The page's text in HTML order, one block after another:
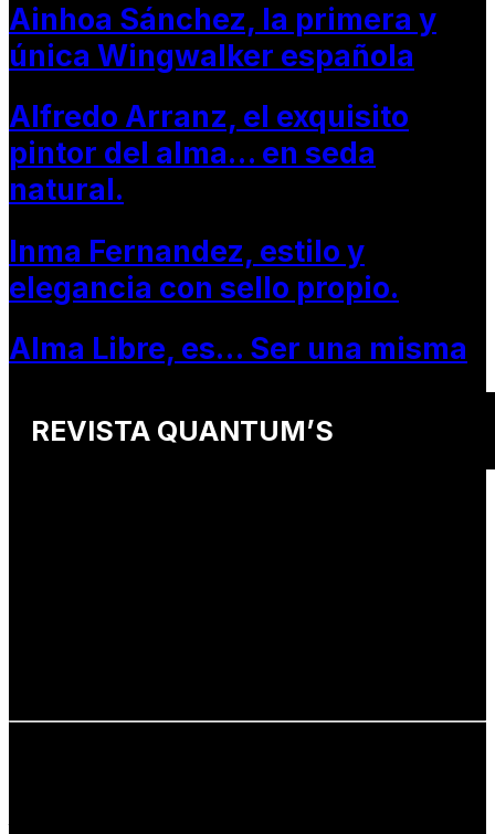
Ainhoa Sánchez, la primera y
única Wingwalker española
Alfredo Arranz, el exquisito
pintor del alma… en seda
natural.
Inma Fernandez, estilo y
elegancia con sello propio.
Alma Libre, es… Ser una misma
REVISTA QUANTUM’S